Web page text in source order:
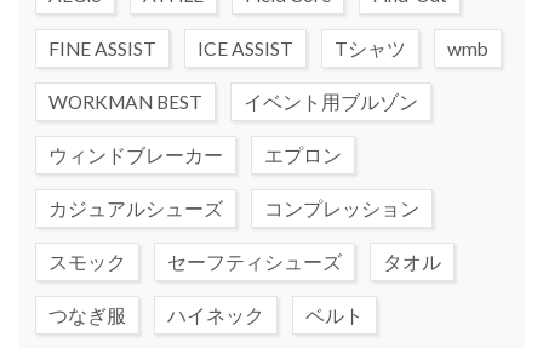
FINE ASSIST ICE ASSIST Tシャツ wmb
WORKMAN BEST イベント用ブルゾン
ウィンドブレーカー エプロン
カジュアルシューズ コンプレッション
スモック セーフティシューズ タオル
つなぎ服 ハイネック ベルト